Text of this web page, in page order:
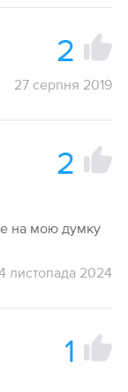
2
27 серпня 2019
2
на мою думку
листопада 2024
1